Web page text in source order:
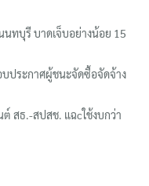
นทบุรี บาดเจ็บอย่างน้อย 15
ประกาศผู้ชนะจัดซื้อจัดจ้าง
สธ.-สปสช. แฉcใช้งบกว่า